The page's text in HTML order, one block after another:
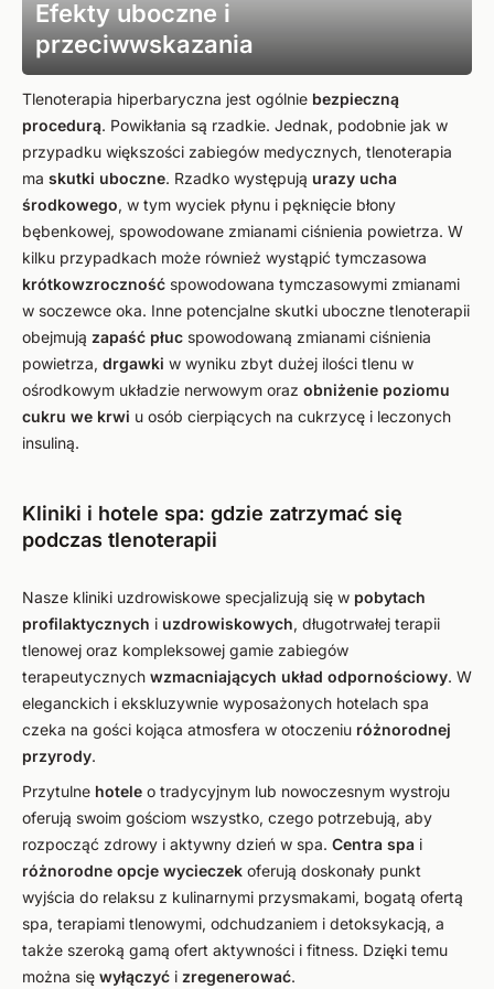
Efekty uboczne i
przeciwwskazania
Tlenoterapia hiperbaryczna jest ogólnie bezpieczną
procedurą. Powikłania są rzadkie. Jednak, podobnie jak w
przypadku większości zabiegów medycznych, tlenoterapia
ma skutki uboczne. Rzadko występują urazy ucha
środkowego, w tym wyciek płynu i pęknięcie błony
bębenkowej, spowodowane zmianami ciśnienia powietrza. W
kilku przypadkach może również wystąpić tymczasowa
krótkowzroczność spowodowana tymczasowymi zmianami
w soczewce oka. Inne potencjalne skutki uboczne tlenoterapii
obejmują zapaść płuc spowodowaną zmianami ciśnienia
powietrza, drgawki w wyniku zbyt dużej ilości tlenu w
ośrodkowym układzie nerwowym oraz obniżenie poziomu
cukru we krwi u osób cierpiących na cukrzycę i leczonych
insuliną.
Kliniki i hotele spa: gdzie zatrzymać się
podczas tlenoterapii
Nasze kliniki uzdrowiskowe specjalizują się w pobytach
profilaktycznych i uzdrowiskowych, długotrwałej terapii
tlenowej oraz kompleksowej gamie zabiegów
terapeutycznych wzmacniających układ odpornościowy. W
eleganckich i ekskluzywnie wyposażonych hotelach spa
czeka na gości kojąca atmosfera w otoczeniu różnorodnej
przyrody.
Przytulne hotele o tradycyjnym lub nowoczesnym wystroju
oferują swoim gościom wszystko, czego potrzebują, aby
rozpocząć zdrowy i aktywny dzień w spa. Centra spa i
różnorodne opcje wycieczek oferują doskonały punkt
wyjścia do relaksu z kulinarnymi przysmakami, bogatą ofertą
spa, terapiami tlenowymi, odchudzaniem i detoksykacją, a
także szeroką gamą ofert aktywności i fitness. Dzięki temu
można się wyłączyć i zregenerować.